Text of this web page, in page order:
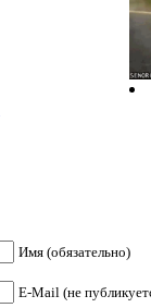
Имя (обязательно)
E-Mail (не